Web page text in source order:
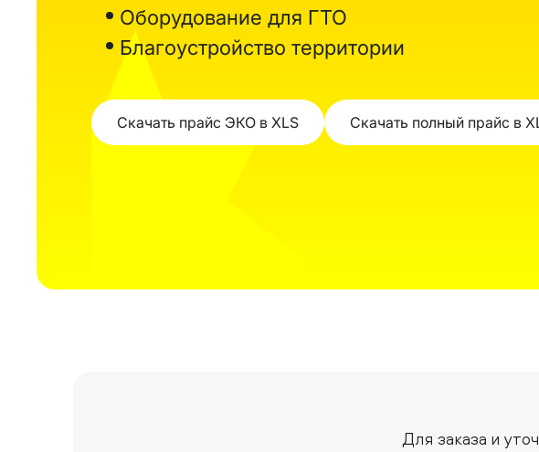
Оборудование для ГТО
Благоустройство территории
Скачать прайс ЭКО в XLS Скачать полный прайс в
Для заказа и